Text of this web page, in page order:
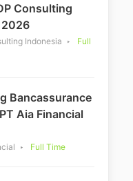
Consulting
2026
Indonesia
Full
Bancassurance
Aia Financial
Full Time